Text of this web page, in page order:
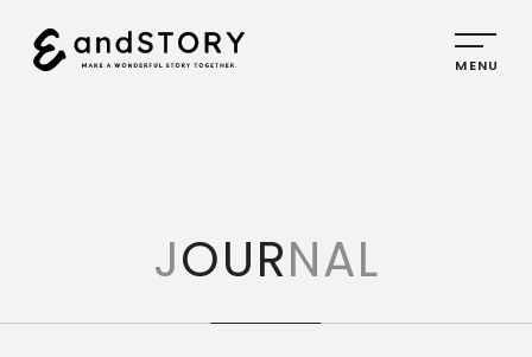
SERVICE
PLANNING
CREATIVE
JOURNAL